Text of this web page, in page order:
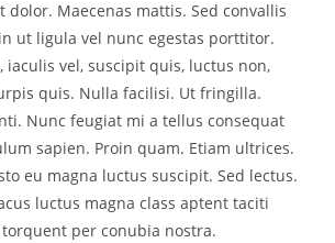
dolor. Maecenas mattis. Sed convallis
ut ligula vel nunc egestas porttitor.
iaculis vel, suscipit quis, luctus non,
quis. Nulla facilisi. Ut fringilla.
Nunc feugiat mi a tellus consequat
sapien. Proin quam. Etiam ultrices.
eu magna luctus suscipit. Sed lectus.
luctus magna class aptent taciti
per conubia nostra.